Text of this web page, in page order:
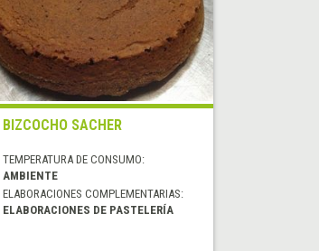
BIZCOCHO SACHER
TEMPERATURA DE CONSUMO:
AMBIENTE
ELABORACIONES COMPLEMENTARIAS:
ELABORACIONES DE PASTELERÍA